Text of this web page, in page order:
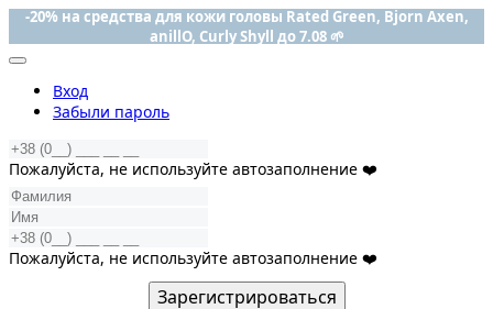
-20% на средства для кожи головы Rated Green, Bjorn Axen,
anillO, Curly Shyll до 7.08 🌱
Вход
Забыли пароль
Пожалуйста, не используйте автозаполнение ❤️
Пожалуйста, не используйте автозаполнение ❤️
Зарегистрироваться